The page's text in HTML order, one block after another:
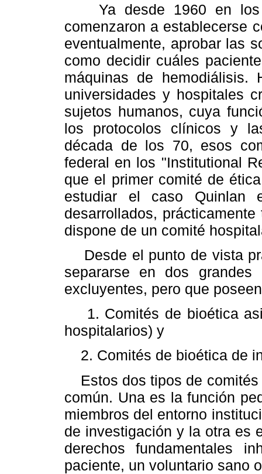
Ya desde 1960 en los
comenzaron a establecerse
eventualmente, aprobar las
como decidir cuáles
máquinas de hemodiálisis.
universidades y hospitales
sujetos humanos, cuya
los protocolos clínicos y
década de los 70, esos
federal en los "Institutional
que el primer comité de
estudiar el caso
desarrollados,
dispone de un comité
Desde el punto de vista
separarse en dos
excluyentes, pero que
1. Comités de bioética
hospitalarios) y
2. Comités de bioética de
Estos dos tipos de comités
común. Una es la función
miembros del entorno
de investigación y la otra es
derechos fundamentales
paciente, un voluntario sano